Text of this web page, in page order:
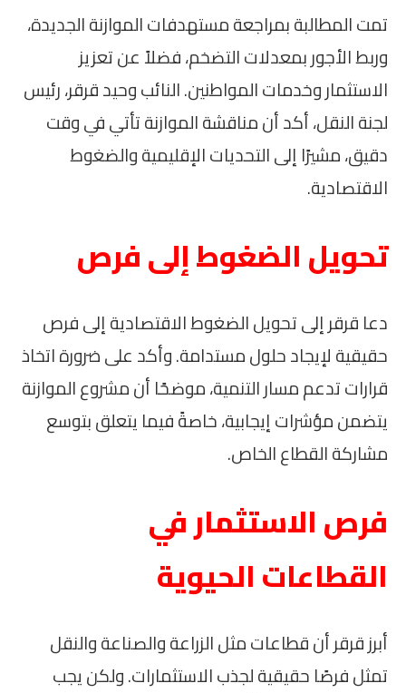
تمت المطالبة بمراجعة مستهدفات الموازنة الجديدة،
وربط الأجور بمعدلات التضخم، فضلاً عن تعزيز
الاستثمار وخدمات المواطنين. النائب وحيد قرقر، رئيس
لجنة النقل، أكد أن مناقشة الموازنة تأتي في وقت
دقيق، مشيرًا إلى التحديات الإقليمية والضغوط
الاقتصادية.
تحويل الضغوط إلى فرص
دعا قرقر إلى تحويل الضغوط الاقتصادية إلى فرص
حقيقية لإيجاد حلول مستدامة. وأكد على ضرورة اتخاذ
قرارات تدعم مسار التنمية، موضحًا أن مشروع الموازنة
يتضمن مؤشرات إيجابية، خاصةً فيما يتعلق بتوسع
مشاركة القطاع الخاص.
فرص الاستثمار في
القطاعات الحيوية
أبرز قرقر أن قطاعات مثل الزراعة والصناعة والنقل
تمثل فرصًا حقيقية لجذب الاستثمارات. ولكن يجب